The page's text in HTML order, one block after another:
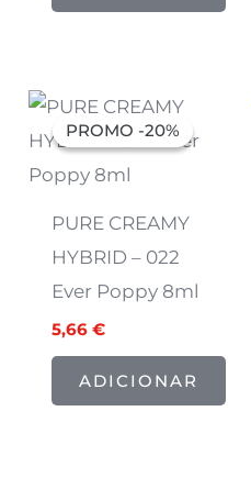
PROMO -20%
PROMO -20%
PURE CREAMY
HYBRID – 022
Ever Poppy 8ml
O
preço
original
7,07 €.
5,66 €
O
preço
atual
5,66 €.
ADICIONAR